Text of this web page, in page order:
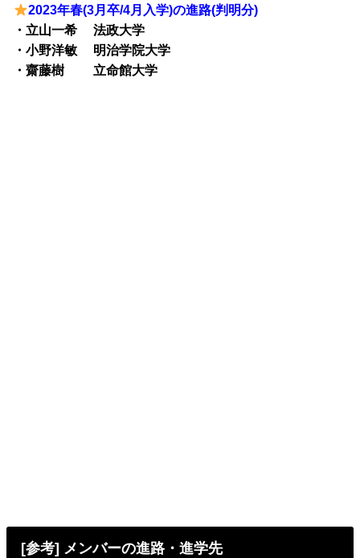
2023年春(3月卒/4月入学)の進路(判明分)
・立山一希 法政大学
・小野洋敏 明治学院大学
・齋藤樹 立命館大学
[参考] メンバーの進路・進学先